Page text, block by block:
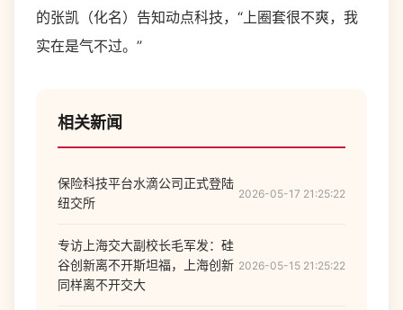
的张凯（化名）告知动点科技，“上圈套很不爽，我
实在是气不过。”
相关新闻
保险科技平台水滴公司正式登陆
纽交所
2026-05-17 21:25:22
专访上海交大副校长毛军发：硅
谷创新离不开斯坦福，上海创新
同样离不开交大
2026-05-15 21:25:22